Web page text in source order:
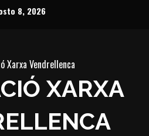
8, 2026
XARXA